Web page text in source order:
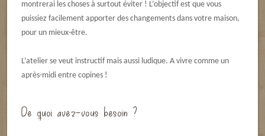
montrerai les choses à surtout éviter ! L’objectif est que vous
puissiez facilement apporter des changements dans votre maison,
pour un mieux-être.
L’atelier se veut instructif mais aussi ludique. A vivre comme un
après-midi entre copines !
De quoi avez-vous besoin ?